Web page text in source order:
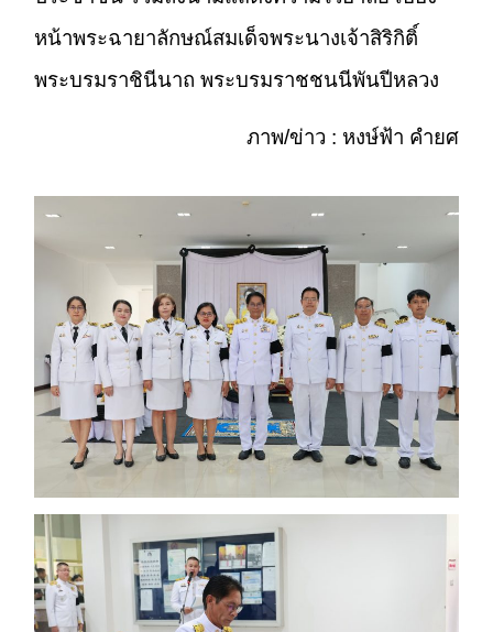
หน้าพระฉายาลักษณ์สมเด็จพระนางเจ้าสิริกิติ์
พระบรมราชินีนาถ พระบรมราชชนนีพันปีหลวง
ภาพ/ข่าว : หงษ์ฟ้า คำยศ